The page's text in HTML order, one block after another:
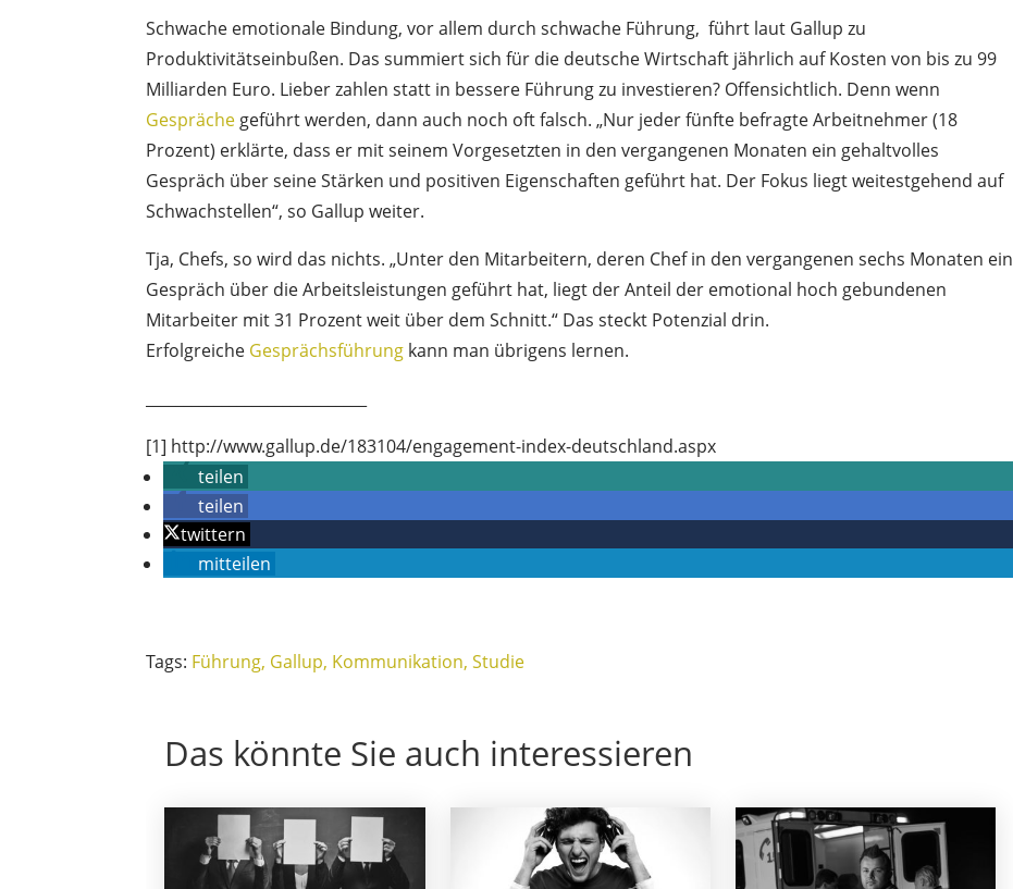
Schwache emotionale Bindung, vor allem durch schwache Führung, führt laut Gallup zu
Produktivitätseinbußen. Das summiert sich für die deutsche Wirtschaft jährlich auf Kosten von bis zu 99
Milliarden Euro. Lieber zahlen statt in bessere Führung zu investieren? Offensichtlich. Denn wenn
Gespräche geführt werden, dann auch noch oft falsch. „Nur jeder fünfte befragte Arbeitnehmer (18
Prozent) erklärte, dass er mit seinem Vorgesetzten in den vergangenen Monaten ein gehaltvolles
Gespräch über seine Stärken und positiven Eigenschaften geführt hat. Der Fokus liegt weitestgehend auf
Schwachstellen“, so Gallup weiter.
Tja, Chefs, so wird das nichts. „Unter den Mitarbeitern, deren Chef in den vergangenen sechs Monaten ein
Gespräch über die Arbeitsleistungen geführt hat, liegt der Anteil der emotional hoch gebundenen
Mitarbeiter mit 31 Prozent weit über dem Schnitt.“ Das steckt Potenzial drin.
Erfolgreiche Gesprächsführung kann man übrigens lernen.
[1] http://www.gallup.de/183104/engagement-index-deutschland.aspx
teilen
teilen
twittern
mitteilen
Tags: Führung Gallup Kommunikation Studie
Das könnte Sie auch interessieren